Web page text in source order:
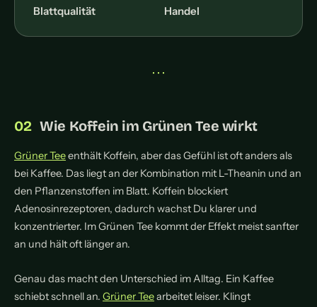
Blattqualität
Handel
• • •
Wie Koffein im Grünen Tee wirkt
Grüner Teeenthält Koffein, aber das Gefühl ist oft anders als
bei Kaffee. Das liegt an der Kombination mit L-Theanin und an
den Pflanzenstoffen im Blatt. Koffein blockiert
Adenosinrezeptoren, dadurch wachst Du klarer und
konzentrierter. Im Grünen Tee kommt der Effekt meist sanfter
an und hält oft länger an.
Genau das macht den Unterschied im Alltag. Ein Kaffee
schiebt schnell an. Grüner Teearbeitet leiser. Klingt